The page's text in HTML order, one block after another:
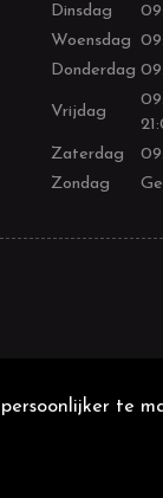
Dinsdag
Woensdag
Donderdag
Vrijdag
Zaterdag
Zondag
te